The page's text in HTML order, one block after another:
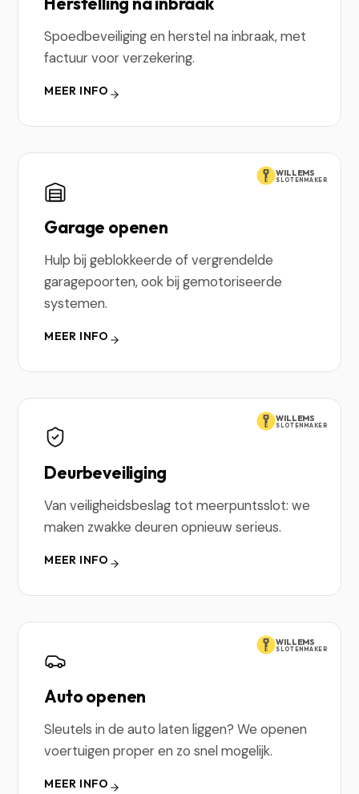
Spoedbeveiliging en herstel na inbraak, met
factuur voor verzekering.
MEER INFO
WILLEMS
SLOTENMAKER
Garage openen
Hulp bij geblokkeerde of vergrendelde
garagepoorten, ook bij gemotoriseerde
systemen.
MEER INFO
WILLEMS
SLOTENMAKER
Deurbeveiliging
Van veiligheidsbeslag tot meerpuntsslot: we
maken zwakke deuren opnieuw serieus.
MEER INFO
WILLEMS
SLOTENMAKER
Auto openen
Sleutels in de auto laten liggen? We openen
voertuigen proper en zo snel mogelijk.
MEER INFO